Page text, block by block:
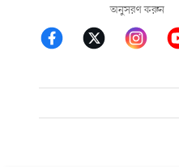
অনুসরণ করুন